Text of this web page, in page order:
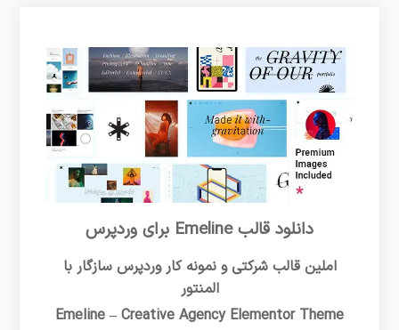
دانلود قالب Emeline برای وردپرس
املین قالب شرکتی و نمونه کار وردپرس سازگار با
المنتور
Emeline – Creative Agency Elementor Theme